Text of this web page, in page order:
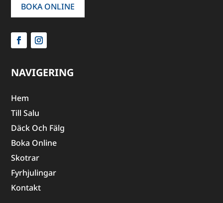
BOKA ONLINE
NAVIGERING
Hem
Till Salu
Däck Och Fälg
Boka Online
Skotrar
Fyrhjulingar
Kontakt